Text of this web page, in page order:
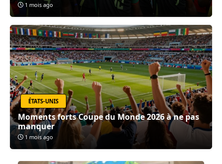
1 mois ago
ÉTATS-UNIS
Moments forts Coupe du Monde 2026 à ne pas
manquer
1 mois ago